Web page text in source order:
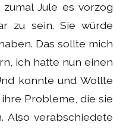
Jule es vorzog
zu sein. Sie würde
Das sollte mich
ich hatte nun einen
konnte und Wollte
Probleme, die sie
Also verabschiedete